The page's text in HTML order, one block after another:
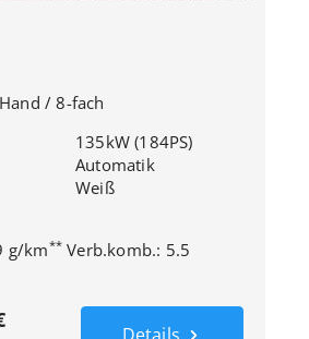
/ 8-fach
135kW (184PS)
Automatik
Weiß
g/km** Verb.komb.: 5.5